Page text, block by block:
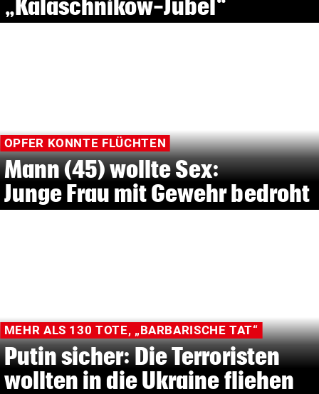
„Kalaschnikow-Jubel“
OPFER KONNTE FLÜCHTEN
Mann (45) wollte Sex:
Junge Frau mit Gewehr bedroht
MEHR ALS 130 TOTE, „BARBARISCHE TAT“
Putin sicher: Die Terroristen
wollten in die Ukraine fliehen